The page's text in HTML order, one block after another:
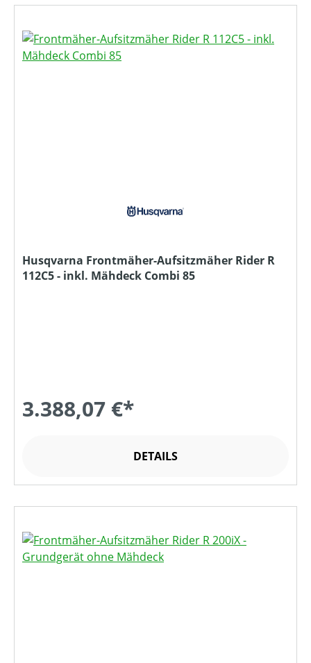
Husqvarna Frontmäher-Aufsitzmäher Rider R
112C5 - inkl. Mähdeck Combi 85
3.388,07 €*
DETAILS